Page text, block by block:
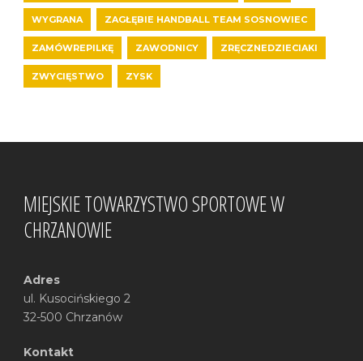
WYGRANA ZAGŁĘBIE HANDBALL TEAM SOSNOWIEC
ZAMÓWREPILKĘ ZAWODNICY ZRĘCZNEDZIECIAKI
ZWYCIĘSTWO ZYSK
MIEJSKIE TOWARZYSTWO SPORTOWE W
CHRZANOWIE
Adres
ul. Kusocińskiego 2
32-500 Chrzanów
Kontakt